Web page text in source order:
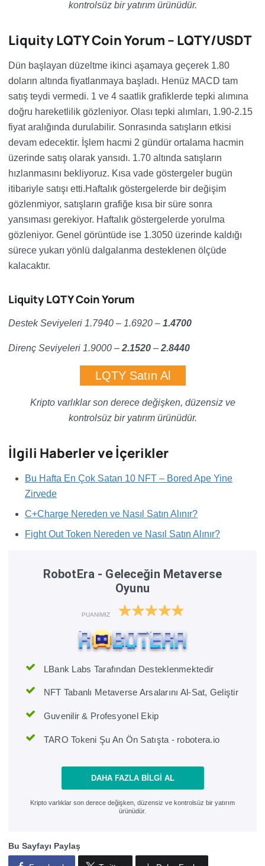
kontrolsüz bir yatırım ürünüdür.
Liquity LQTY Coin Yorum – LQTY/USDT
Dün başlayan düzeltme ikinci aşamaya geçerek 1.80
doların altında fiyatlanmaya başladı. Henüz MACD tam
satış teydi vermedi. 1 ve 4 saatlik grafiklerde tepki alımına
doğru hareketlilik gözleniyor. Olası tepki alımları, 1.90-2.15
fiyat aralığında durulabilir. Sonrasında satışların etkisi
devam edecektir. İşlem hacmi 2 gündür ortalama hacmin
üzerinde satış olarak yansıdı. 1.70 altında satışların
hızlanmasını bekliyoruz. Kısa vade göstergeler bugün
itibariyle satışı etti.Haftalık göstergelerde bir değişim
gözlenmiyor, satışların grafiğe kısa bir süre sonra
yansıması gerekiyor. Haftalık göstergelerde yorulma
gözleniyor. Genel görüntüde ise 1.3050 üzerinde kaldığı
sürece yukarı yönlü dalgalanma desteklenen ölçüde
kalacaktır.
Liquity LQTY Coin Yorum
Destek Seviyeleri 1.7940 – 1.6920 – 1.4700
Direnç Seviyeleri 1.9000 – 2.1520 – 2.8440
LQTY Satın Al
Kripto varlıklar son derece değişken, düzensiz ve
kontrolsüz bir yatırım ürünüdür.
İlgili Haberler ve İçerikler
Bu Hafta En Çok Satan 10 NFT – Bored Ape Yine
Zirvede
C+Charge Nereden ve Nasıl Satın Alınır?
Fight Out Token Nereden ve Nasıl Satın Alınır?
RobotEra - Geleceğin Metaverse
Oyunu
PUANIMIZ
LBank Labs Tarafından Desteklenmektedir
NFT Tabanlı Metaverse Arsalarını Al-Sat, Geliştir
Guvenilir & Profesyonel Ekip
TARO Tokeni Şu An Ön Satışta - robotera.io
DAHA FAZLA BILGI AL
Kripto varlıklar son derece değişken, düzensiz ve kontrolsüz bir yatırım
ürünüdür.
Bu Sayfayı Paylaş